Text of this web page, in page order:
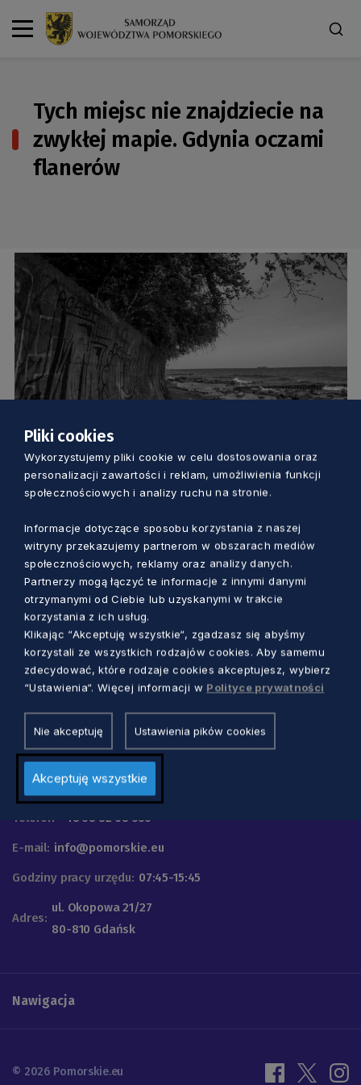
Tych miejsc nie znajdziecie na
zwykłej mapie. Gdynia oczami
flanerów
KULTURA
Tych miejsc nie znajdziecie na zwykłej
Marcin Szumny 4 lata temu
Urząd Marszałkowski
Województwa Pomorskiego
Telefon +48 58 32 68 555
E-mail: info@pomorskie.eu
Godziny pracy urzędu: 07:45-15:45
Adres:
ul. Okopowa 21/27
80-810 Gdańsk
Nawigacja
© 2026 Pomorskie.eu
Pliki cookies
Wykorzystujemy pliki cookie w celu dostosowania oraz
personalizacji zawartości i reklam, umożliwienia funkcji
społecznościowych i analizy ruchu na stronie.
Informacje dotyczące sposobu korzystania z naszej
witryny przekazujemy partnerom w obszarach mediów
społecznościowych, reklamy oraz analizy danych.
Partnerzy mogą łączyć te informacje z innymi danymi
otrzymanymi od Ciebie lub uzyskanymi w trakcie
korzystania z ich usług.
Klikając “Akceptuję wszystkie“, zgadzasz się abyśmy
korzystali ze wszystkich rodzajów cookies. Aby samemu
zdecydować, które rodzaje cookies akceptujesz, wybierz
“Ustawienia“. Więcej informacji w Polityce prywatności
Nie akceptuję Ustawienia pików cookies
Akceptuję wszystkie